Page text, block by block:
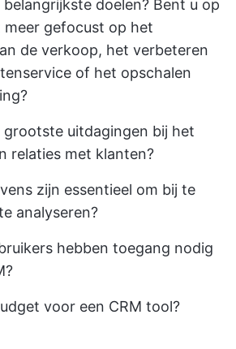
doelen? Bent u op
gefocust op het
de verkoop, het verbeteren
of het opschalen
grootste uitdagingen bij het
relaties met klanten?
zijn essentieel om bij te
analyseren?
hebben toegang nodig
voor een CRM tool?